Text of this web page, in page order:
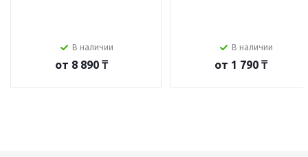
В наличии
от 8 890 ₸
В наличии
от 1 790 ₸